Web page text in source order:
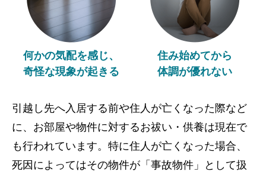
何かの気配を感じ、
奇怪な現象が起きる
住み始めてから
体調が優れない
引越し先へ入居する前や住人が亡くなった際など
に、お部屋や物件に対するお祓い・供養は現在で
も行われています。特に住人が亡くなった場合、
死因によってはその物件が「事故物件」として扱